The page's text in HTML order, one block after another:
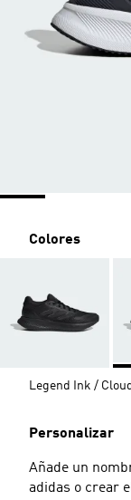
Colores
Legend Ink /
Personalizar
Añade un
adidas o crear